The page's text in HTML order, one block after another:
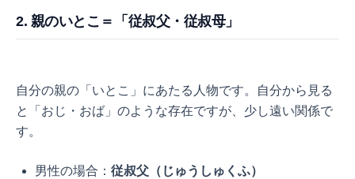
す。
2. 親のいとこ＝「従叔父・従叔母」
自分の親の「いとこ」にあたる人物です。自分から見る
と「おじ・おば」のような存在ですが、少し遠い関係で
す。
男性の場合： 従叔父（じゅうしゅくふ）